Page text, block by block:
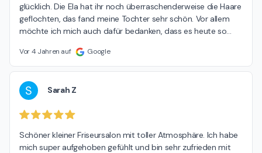
glücklich. Die Ela hat ihr noch überraschenderweise die Haare
geflochten, das fand meine Tochter sehr schön. Vor allem
möchte ich mich auch dafür bedanken, dass es heute so…
Vor 4 Jahren auf Google
S Sarah Z
Schöner kleiner Friseursalon mit toller Atmosphäre. Ich habe
mich super aufgehoben gefühlt und bin sehr zufrieden mit